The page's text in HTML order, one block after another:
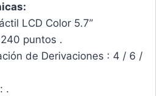
LCD Color 5.7”
puntos .
de Derivaciones : 4 / 6 /
.